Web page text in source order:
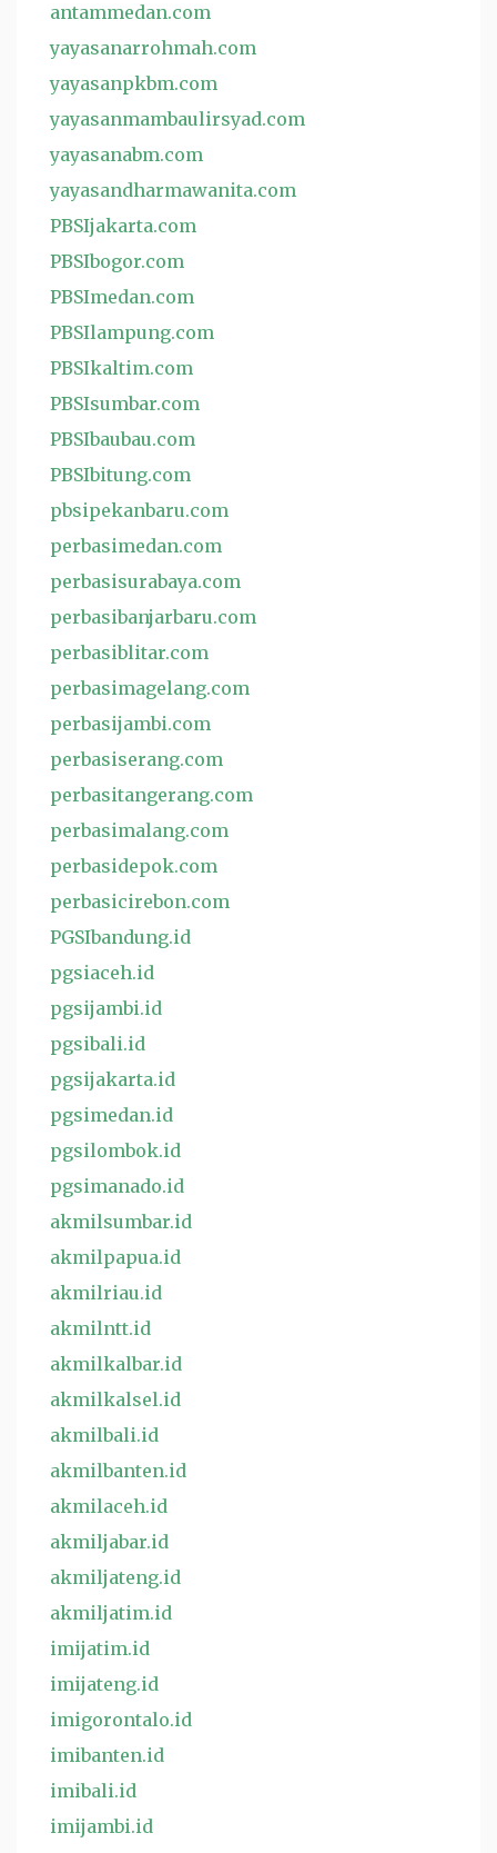
antammedan.com
yayasanarrohmah.com
yayasanpkbm.com
yayasanmambaulirsyad.com
yayasanabm.com
yayasandharmawanita.com
PBSIjakarta.com
PBSIbogor.com
PBSImedan.com
PBSIlampung.com
PBSIkaltim.com
PBSIsumbar.com
PBSIbaubau.com
PBSIbitung.com
pbsipekanbaru.com
perbasimedan.com
perbasisurabaya.com
perbasibanjarbaru.com
perbasiblitar.com
perbasimagelang.com
perbasijambi.com
perbasiserang.com
perbasitangerang.com
perbasimalang.com
perbasidepok.com
perbasicirebon.com
PGSIbandung.id
pgsiaceh.id
pgsijambi.id
pgsibali.id
pgsijakarta.id
pgsimedan.id
pgsilombok.id
pgsimanado.id
akmilsumbar.id
akmilpapua.id
akmilriau.id
akmilntt.id
akmilkalbar.id
akmilkalsel.id
akmilbali.id
akmilbanten.id
akmilaceh.id
akmiljabar.id
akmiljateng.id
akmiljatim.id
imijatim.id
imijateng.id
imigorontalo.id
imibanten.id
imibali.id
imijambi.id